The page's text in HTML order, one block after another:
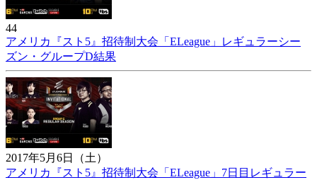
44
アメリカ『スト5』招待制大会「ELeague」レギュラーシー
ズン・グループD結果
2017年5月6日（土）
アメリカ『スト5』招待制大会「ELeague」7日目レギュラー